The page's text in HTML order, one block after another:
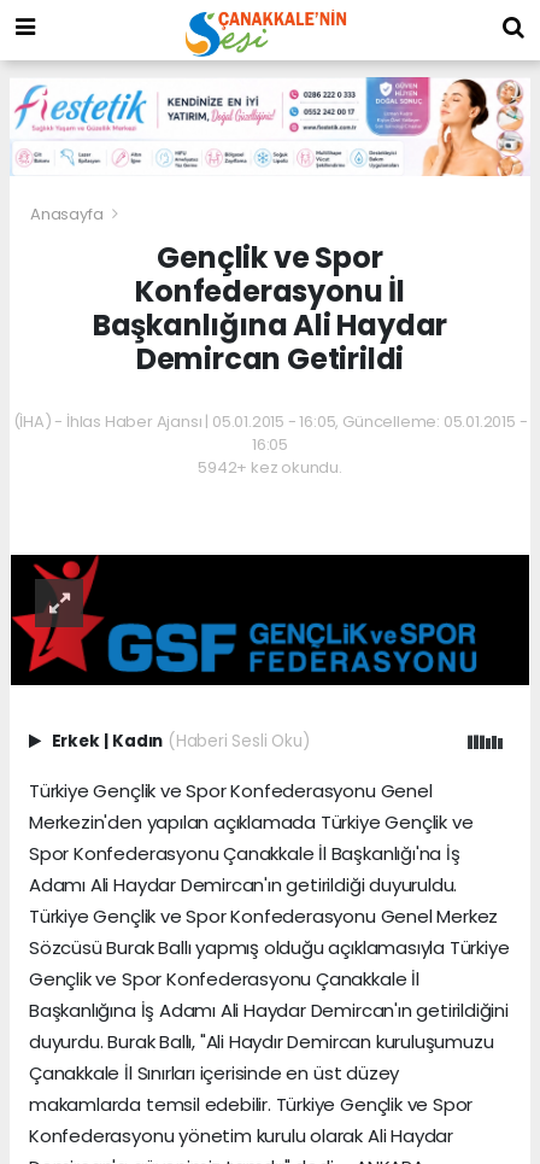
Anasayfa
Gençlik ve Spor
Konfederasyonu İl
Başkanlığına Ali Haydar
Demircan Getirildi
(İHA) - İhlas Haber Ajansı | 05.01.2015 - 16:05, Güncelleme: 05.01.2015 -
16:05
5942+ kez okundu.
Erkek Kadın (Haberi Sesli Oku)
Türkiye Gençlik ve Spor Konfederasyonu Genel
Merkezin'den yapılan açıklamada Türkiye Gençlik ve
Spor Konfederasyonu Çanakkale İl Başkanlığı'na İş
Adamı Ali Haydar Demircan'ın getirildiği duyuruldu.
Türkiye Gençlik ve Spor Konfederasyonu Genel Merkez
Sözcüsü Burak Ballı yapmış olduğu açıklamasıyla Türkiye
Gençlik ve Spor Konfederasyonu Çanakkale İl
Başkanlığına İş Adamı Ali Haydar Demircan'ın getirildiğini
duyurdu. Burak Ballı, "Ali Haydır Demircan kuruluşumuzu
Çanakkale İl Sınırları içerisinde en üst düzey
makamlarda temsil edebilir. Türkiye Gençlik ve Spor
Konfederasyonu yönetim kurulu olarak Ali Haydar